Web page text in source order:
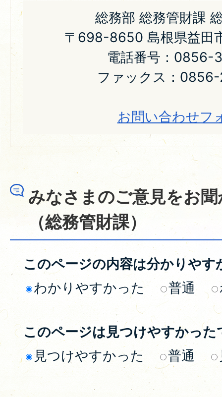
総務部 総務管財課
〒698-8650 島根県益田
電話番号：0856-
ファックス：
お問い合わせフ
みなさまのご意見をお
（総務管財課）
このページの内容は分かりやす
わかりやすかった
普通
このページは見つけやすかった
見つけやすかった
普通